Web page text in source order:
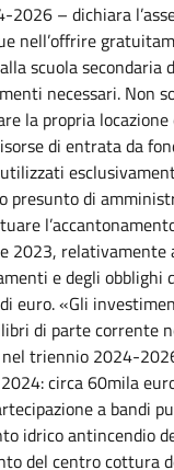
– dichiara
nell’offrire
scuola secondaria
necessari. Non
la propria
di entrata da
presunto di
2023,
e degli obblighi
euro. «Gli
di parte corrente
triennio 2024-
circa 60mila
a bandi
idrico antincendio
del centro cottura